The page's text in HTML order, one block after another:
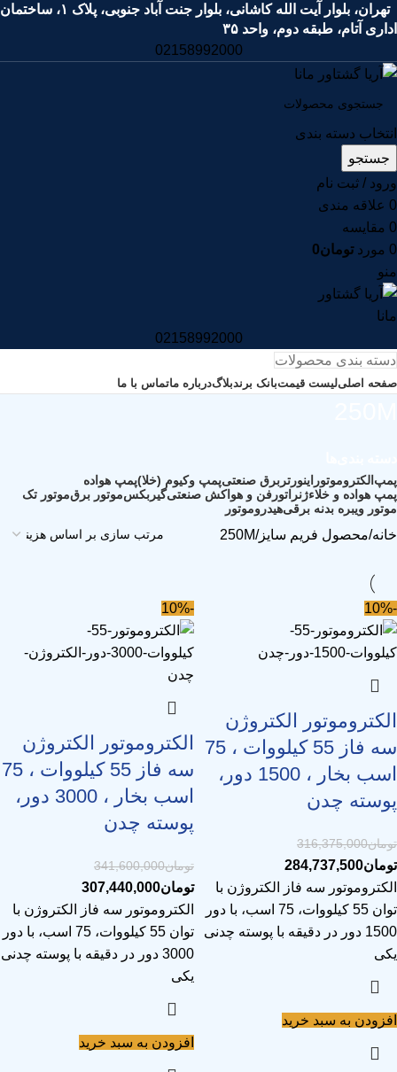
تهران، بلوار آیت الله کاشانی، بلوار جنت آباد جنوبی، پلاک ۱، ساختمان
اداری آتام، طبقه دوم، واحد ۳۵
02158992000
انتخاب دسته بندی
جستجو
ورود / ثبت نام
0 علاقه مندی
0 مقايسه
0 مورد تومان0
منو
02158992000
دسته بندی محصولات
صفحه اصلیلیست قیمتبانک برندبلاگدرباره ماتماس با ما
پمپ الکتروموتور اینورتر برق صنعتیپمپ وکیوم (خلا)پمپ هواده
پمپ هواده و خلاءژنراتور فن و هواکش صنعتیگیربکسموتور برقموتور تک
موتور ویبره بدنه برقیهیدروموتور
خانه محصول فریم سایز 250M
-10%
الکتروموتور الکتروژن
سه فاز 55 کیلووات ، 75
اسب بخار ، 1500 دور،
پوسته چدن
تومان316,375,000
تومان284,737,500
الکتروموتور سه فاز الکتروژن با
توان 55 کیلووات، 75 اسب، با دور
1500 دور در دقیقه با پوسته چدنی
یکی
افزودن به سبد خرید
-10%
الکتروموتور الکتروژن
سه فاز 55 کیلووات ، 75
اسب بخار ، 3000 دور،
پوسته چدن
تومان341,600,000
تومان307,440,000
الکتروموتور سه فاز الکتروژن با
توان 55 کیلووات، 75 اسب، با دور
3000 دور در دقیقه با پوسته چدنی
یکی
افزودن به سبد خرید